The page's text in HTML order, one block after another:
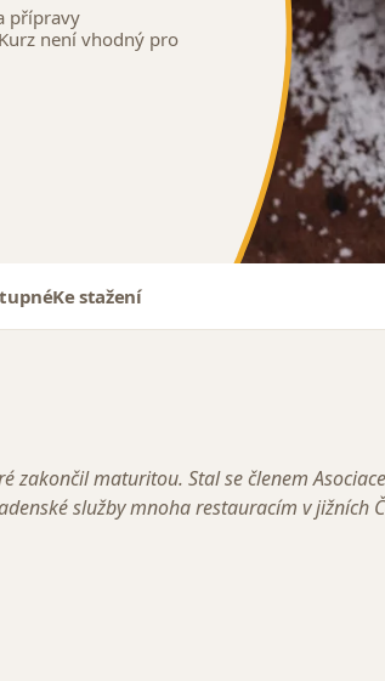
přípravy
není vhodný pro
Ke stažení
zakončil maturitou. Stal se členem
služby mnoha restauracím v jižních